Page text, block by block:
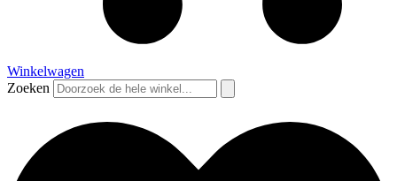
Winkelwagen
Zoeken